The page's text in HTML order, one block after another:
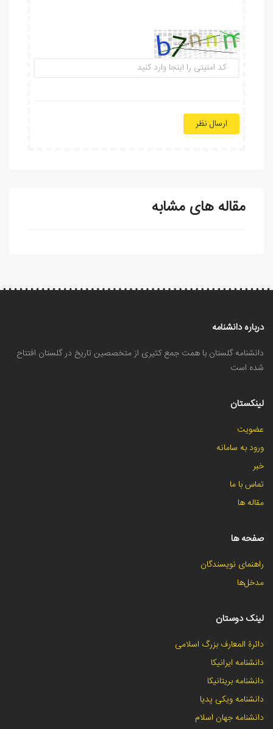
ارسال نظر
مقاله های مشابه
درباره دانشنامه
دانشنامه گلستان با همت جمع کثیری از متخصصین تاریخ در گلستان افتتاح
شده است
لینکستان
عضویت
ورود به سامانه
خبر
تماس با ما
مقاله ها
صفحه ها
راهنمای نویسندگان
مدخل‌ها
لینک دوستان
دائرة المعارف بزرگ اسلامی
دانشنامه ایرانیکا
دانشنامه بریتانیکا
دانشنامه ویکی پدیا
دانشنامه جهان اسلام